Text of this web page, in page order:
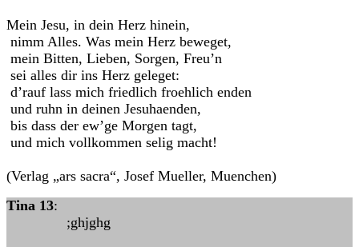
Mein Jesu, in dein Herz hinein,
nimm Alles. Was mein Herz beweget,
mein Bitten, Lieben, Sorgen, Freu’n
sei alles dir ins Herz geleget:
d’rauf lass mich friedlich froehlich enden
und ruhn in deinen Jesuhaenden,
bis dass der ew’ge Morgen tagt,
und mich vollkommen selig macht!
(Verlag „ars sacra“, Josef Mueller, Muenchen)
Tina 13:
;ghjghg